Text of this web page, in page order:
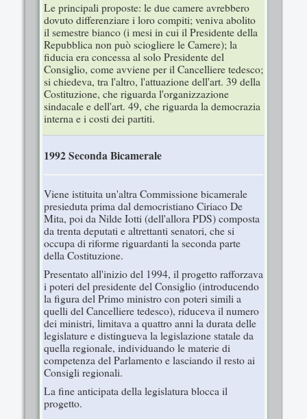
Le principali proposte: le due camere avrebbero
dovuto differenziare i loro compiti; veniva abolito
il semestre bianco (i mesi in cui il Presidente della
Repubblica non può sciogliere le Camere); la
fiducia era concessa al solo Presidente del
Consiglio, come avviene per il Cancelliere tedesco;
si chiedeva, tra l'altro, l'attuazione dell'art. 39 della
Costituzione, che riguarda l'organizzazione
sindacale e dell'art. 49, che riguarda la democrazia
interna e i costi dei partiti.
1992 Seconda Bicamerale
Viene istituita un'altra Commissione bicamerale
presieduta prima dal democristiano Ciriaco De
Mita, poi da Nilde Iotti (dell'allora PDS) composta
da trenta deputati e altrettanti senatori, che si
occupa di riforme riguardanti la seconda parte
della Costituzione.
Presentato all'inizio del 1994, il progetto rafforzava
i poteri del presidente del Consiglio (introducendo
la figura del Primo ministro con poteri simili a
quelli del Cancelliere tedesco), riduceva il numero
dei ministri, limitava a quattro anni la durata delle
legislature e distingueva la legislazione statale da
quella regionale, individuando le materie di
competenza del Parlamento e lasciando il resto ai
Consigli regionali.
La fine anticipata della legislatura blocca il
progetto.